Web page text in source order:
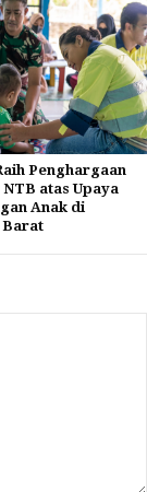
Penghargaan
atas Upaya
Anak di
Barat